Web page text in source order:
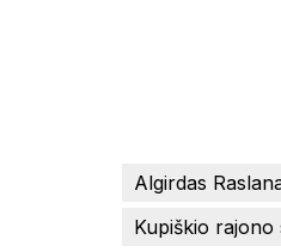
Algirdas
Kupiškio rajono